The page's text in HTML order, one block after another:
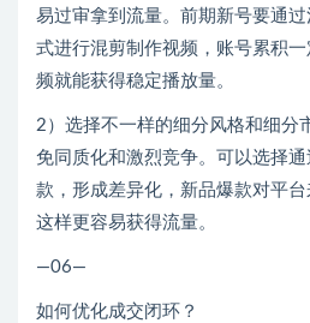
易过审拿到流量。前期新号要通
式进行混剪制作视频，账号累积
频就能获得稳定播放量。
2）选择不一样的细分风格和细分
免同质化和激烈竞争。可以选择
款，形成差异化，新品爆款对平台
这样更容易获得流量。
—06—
如何优化成交闭环？